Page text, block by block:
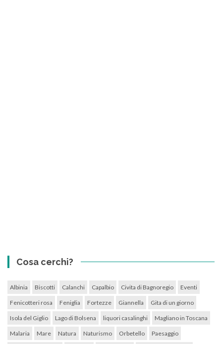
Cosa cerchi?
Albinia Biscotti Calanchi Capalbio Civita di Bagnoregio Eventi
Fenicotteri rosa Feniglia Fortezze Giannella Gita di un giorno
Isola del Giglio Lago di Bolsena liquori casalinghi Magliano in Toscana
Malaria Mare Natura Naturismo Orbetello Paesaggio